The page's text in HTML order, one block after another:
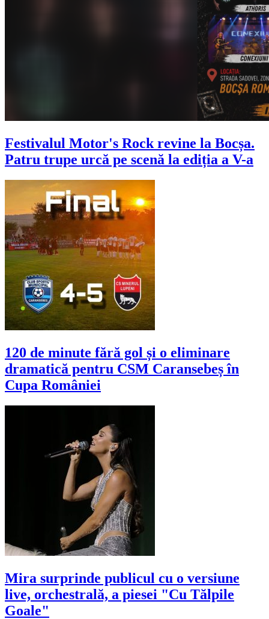
Festivalul Motor's Rock revine la Bocșa.
Patru trupe urcă pe scenă la ediția a V-a
120 de minute fără gol și o eliminare
dramatică pentru CSM Caransebeș în
Cupa României
Mira surprinde publicul cu o versiune
live, orchestrală, a piesei "Cu Tălpile
Goale"